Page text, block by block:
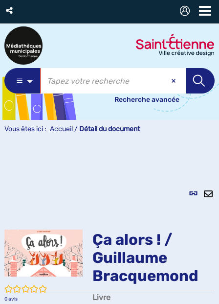
Recherche avancée
Vous êtes ici : Accueil / Détail du document
Lien
/5
0avis
Ça alors ! /
Guillaume
Bracquemond
Livre